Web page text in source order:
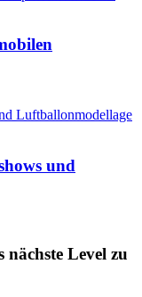
und
Level zu